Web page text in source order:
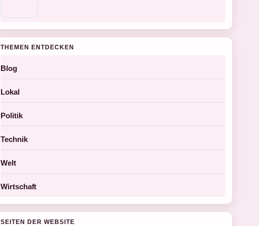
THEMEN ENTDECKEN
Blog
Lokal
Politik
Technik
Welt
Wirtschaft
SEITEN DER WEBSITE